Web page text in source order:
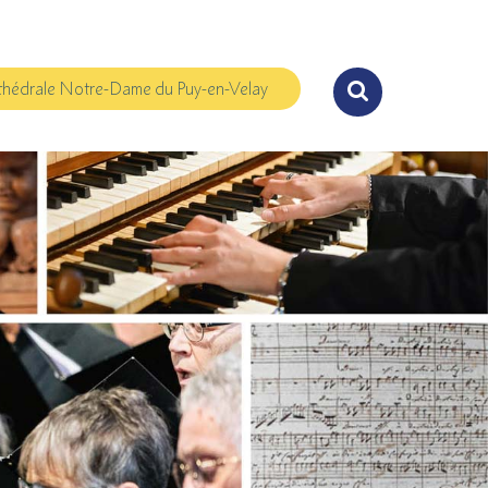
Notre-Dame du Puy-en-Velay